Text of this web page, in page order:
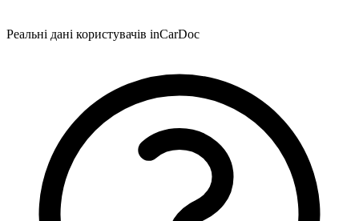
Реальні дані користувачів inCarDoc